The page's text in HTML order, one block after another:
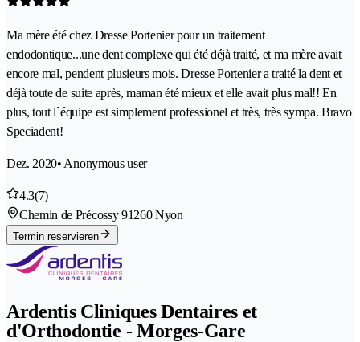
Ma mère été chez Dresse Portenier pour un traitement
endodontique...une dent complexe qui été déjà traité, et ma mère avait
encore mal, pendent plusieurs mois. Dresse Portenier a traité la dent et
déjà toute de suite après, maman été mieux et elle avait plus mal!! En
plus, tout l`équipe est simplement professionel et très, très sympa. Bravo
Speciadent!
Dez. 2020• Anonymous user
4.3(7)
Chemin de Précossy 91260 Nyon
Termin reservieren
Ardentis Cliniques Dentaires et
d'Orthodontie - Morges-Gare